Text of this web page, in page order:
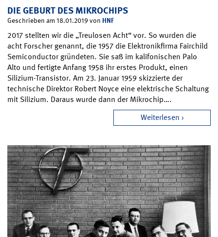
DIE GEBURT DES MIKROCHIPS
Geschrieben am 18.01.2019 von HNF
2017 stellten wir die „Treulosen Acht“ vor. So wurden die
acht Forscher genannt, die 1957 die Elektronikfirma Fairchild
Semiconductor gründeten. Sie saß im kalifonischen Palo
Alto und fertigte Anfang 1958 ihr erstes Produkt, einen
Silizium-Transistor. Am 23. Januar 1959 skizzierte der
technische Direktor Robert Noyce eine elektrische Schaltung
mit Silizium. Daraus wurde dann der Mikrochip….
Weiterlesen